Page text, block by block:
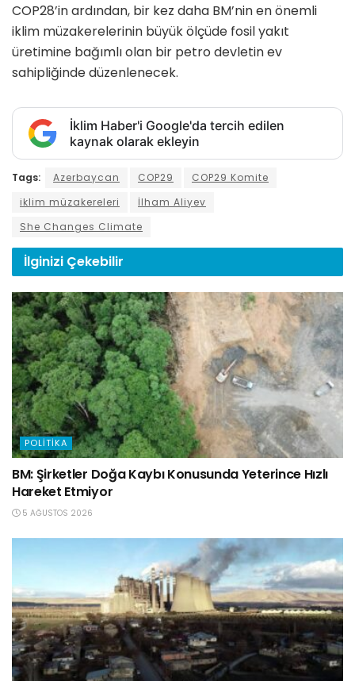
COP28’in ardından, bir kez daha BM’nin en önemli
iklim müzakerelerinin büyük ölçüde fosil yakıt
üretimine bağımlı olan bir petro devletin ev
sahipliğinde düzenlenecek.
İklim Haber'i Google'da tercih edilen
kaynak olarak ekleyin
Tags: Azerbaycan COP29
COP29 Komite
iklim müzakereleri
İlham Aliyev
She Changes Climate
İlginizi Çekebilir
POLITIKA
BM: Şirketler Doğa Kaybı Konusunda Yeterince Hızlı
Hareket Etmiyor
5 AĞUSTOS 2026